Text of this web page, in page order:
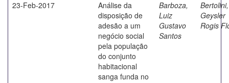
23-Feb-2017
Análise da
disposição de
adesão a um
negócio social
pela população
do conjunto
habitacional
sanga funda no
Barboza,
Luiz
Gustavo
Santos
Bertolini,
Geysler
Rogis